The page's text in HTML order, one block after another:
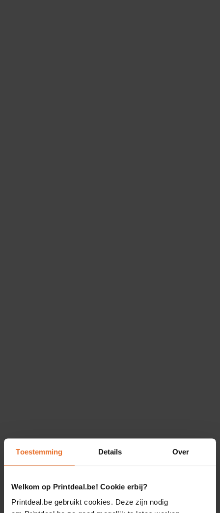
Toestemming Details Over
Welkom op Printdeal.be! Cookie erbij?
Printdeal.be gebruikt cookies. Deze zijn nodig